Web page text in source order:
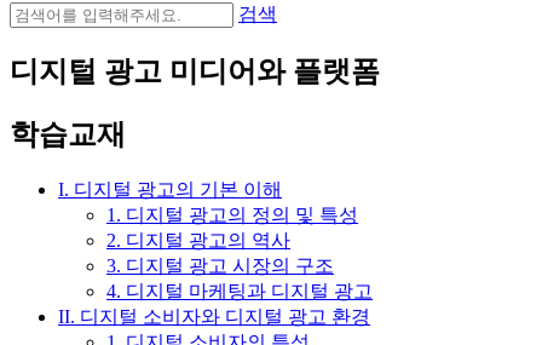
검색
디지털 광고 미디어와 플랫폼
학습교재
I. 디지털 광고의 기본 이해
1. 디지털 광고의 정의 및 특성
2. 디지털 광고의 역사
3. 디지털 광고 시장의 구조
4. 디지털 마케팅과 디지털 광고
II. 디지털 소비자와 디지털 광고 환경